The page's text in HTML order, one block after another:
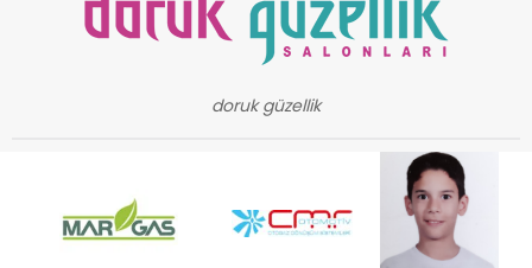
doruk güzellik